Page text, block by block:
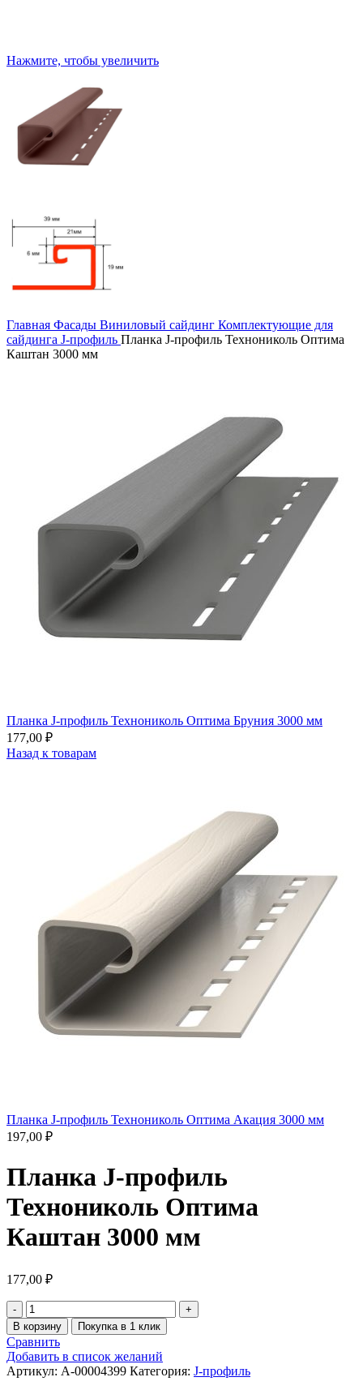
Нажмите, чтобы увеличить
Главная Фасады Виниловый сайдинг Комплектующие для
сайдинга J-профиль Планка J-профиль Технониколь Оптима
Каштан 3000 мм
Планка J-профиль Технониколь Оптима Бруния 3000 мм
177,00 ₽
Назад к товарам
Планка J-профиль Технониколь Оптима Акация 3000 мм
197,00 ₽
Планка J-профиль
Технониколь Оптима
Каштан 3000 мм
177,00 ₽
В корзину Покупка в 1 клик
Сравнить
Добавить в список желаний
Артикул: A-00004399 Категория: J-профиль